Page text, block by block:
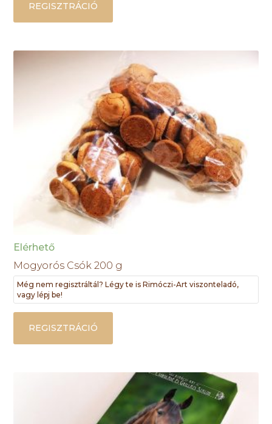
REGISZTRÁCIÓ
Elérhető
Mogyorós Csók 200 g
Még nem regisztráltál? Légy te is Rimóczi-Art viszonteladó,
vagy lépj be!
REGISZTRÁCIÓ